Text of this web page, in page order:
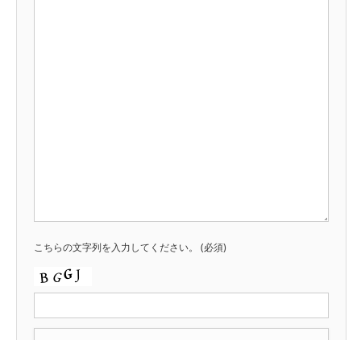
こちらの文字列を入力してください。 (必須)